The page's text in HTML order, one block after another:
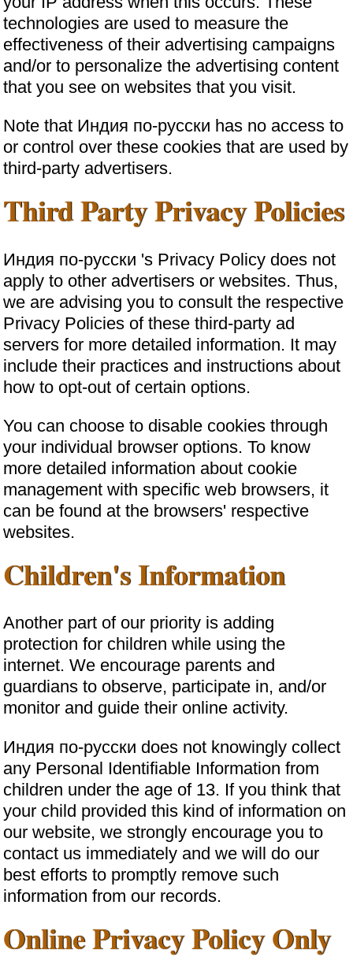
technologies are used to measure the
effectiveness of their advertising campaigns
and/or to personalize the advertising content
that you see on websites that you visit.
Note that Индия по-русски has no access to
or control over these cookies that are used by
third-party advertisers.
Third Party Privacy Policies
Индия по-русски 's Privacy Policy does not
apply to other advertisers or websites. Thus,
we are advising you to consult the respective
Privacy Policies of these third-party ad
servers for more detailed information. It may
include their practices and instructions about
how to opt-out of certain options.
You can choose to disable cookies through
your individual browser options. To know
more detailed information about cookie
management with specific web browsers, it
can be found at the browsers' respective
websites.
Children's Information
Another part of our priority is adding
protection for children while using the
internet. We encourage parents and
guardians to observe, participate in, and/or
monitor and guide their online activity.
Индия по-русски does not knowingly collect
any Personal Identifiable Information from
children under the age of 13. If you think that
your child provided this kind of information on
our website, we strongly encourage you to
contact us immediately and we will do our
best efforts to promptly remove such
information from our records.
Online Privacy Policy Only